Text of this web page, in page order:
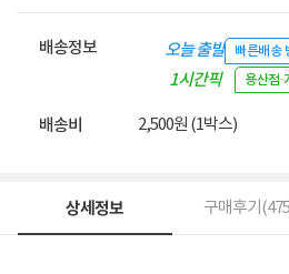
배송정보 오늘 출발 빠른배송
1시간픽
용산점·
배송비 2,500원 (1박스)
상세정보 구매후기(475